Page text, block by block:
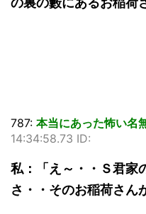
787: 本当にあった怖い名
14:34:58.73 ID:
私：「え～・・Ｓ君家
さ・・そのお稲荷さん